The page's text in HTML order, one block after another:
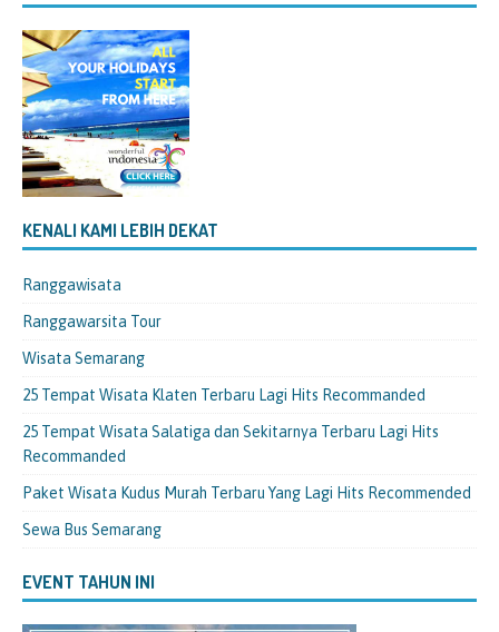
KENALI KAMI LEBIH DEKAT
Ranggawisata
Ranggawarsita Tour
Wisata Semarang
25 Tempat Wisata Klaten Terbaru Lagi Hits Recommanded
25 Tempat Wisata Salatiga dan Sekitarnya Terbaru Lagi Hits
Recommanded
Paket Wisata Kudus Murah Terbaru Yang Lagi Hits Recommended
Sewa Bus Semarang
EVENT TAHUN INI